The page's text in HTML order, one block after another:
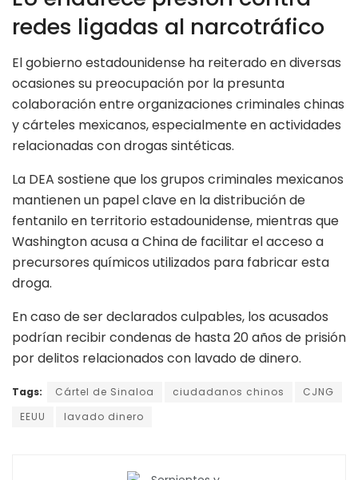
redes ligadas al narcotráfico
El gobierno estadounidense ha reiterado en diversas
ocasiones su preocupación por la presunta
colaboración entre organizaciones criminales chinas
y cárteles mexicanos, especialmente en actividades
relacionadas con drogas sintéticas.
La DEA sostiene que los grupos criminales mexicanos
mantienen un papel clave en la distribución de
fentanilo en territorio estadounidense, mientras que
Washington acusa a China de facilitar el acceso a
precursores químicos utilizados para fabricar esta
droga.
En caso de ser declarados culpables, los acusados
podrían recibir condenas de hasta 20 años de prisión
por delitos relacionados con lavado de dinero.
Tags: Cártel de Sinaloa ciudadanos chinos
CJNG
EEUU
lavado dinero